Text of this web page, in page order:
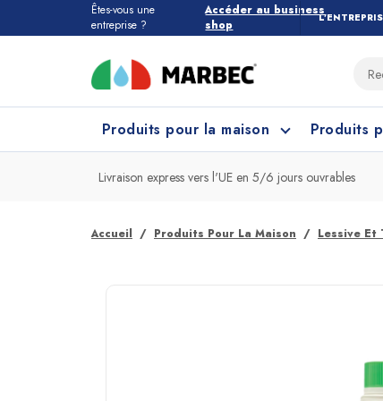
Êtes-vous une
entreprise ?
Accéder au business
shop
Produits pour la maison
Tous les produits pour la maison
Produits
Quel étage devez-vous nettoyer ?
Livraison express vers l'UE en 5/6 jours ouvrables
Accueil Produits Pour La Maison Lessive Et